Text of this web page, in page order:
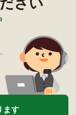
さい
ます